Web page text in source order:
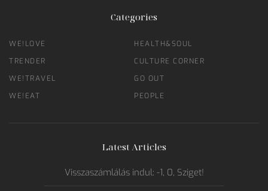
Categories
WE!LOVE
TRENDER
WE!TRAVEL
WE!EAT
HEALTH&SOUL
CULTURE CORNER
GO OUT
PEOPLE
Latest Articles
Visszaszámlálás indul: -1, 0, Sziget!